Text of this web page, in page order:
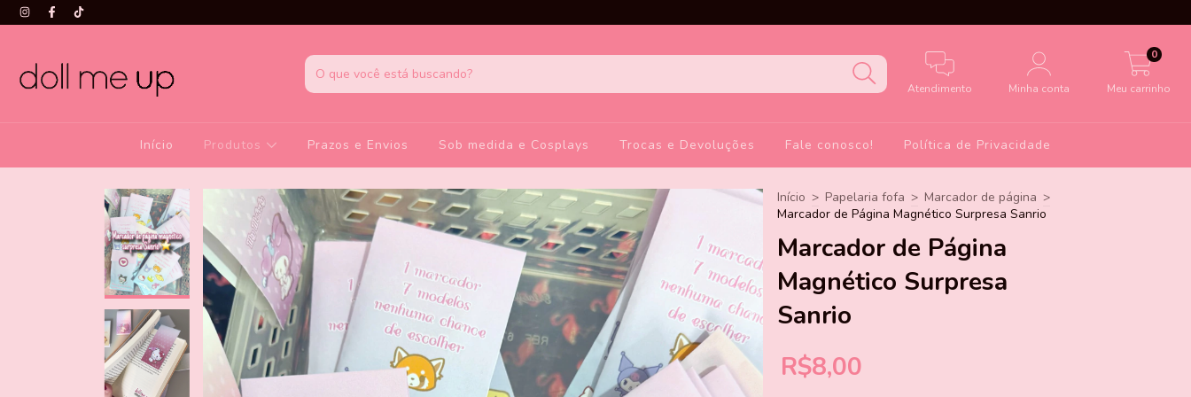
Atendimento Minha conta Meu carrinho
0
Início Produtos Prazos e Envios Sob medida e Cosplays Trocas e Devoluções Fale conosco! Política de Privacidade
Início > Papelaria fofa > Marcador de página >
Marcador de Página Magnético Surpresa Sanrio
Marcador de Página
Magnético Surpresa
Sanrio
R$8,00